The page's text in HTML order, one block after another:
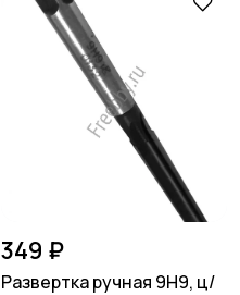
349 ₽
Развертка ручная 9Н9, ц/